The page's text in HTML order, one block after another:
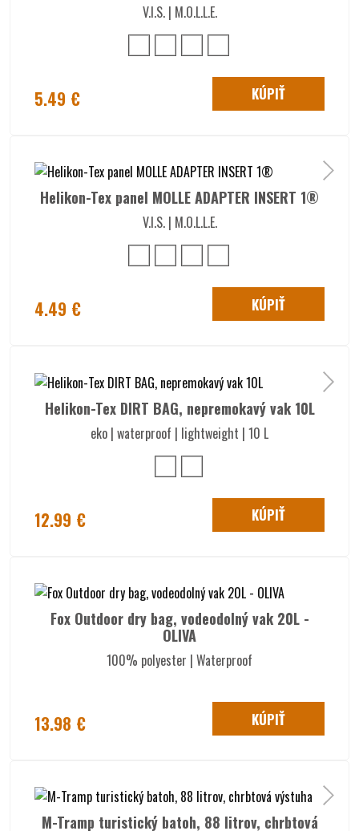
V.I.S. | M.O.L.L.E.
5.49 € KÚPIŤ
Helikon-Tex panel MOLLE ADAPTER INSERT 1®
V.I.S. | M.O.L.L.E.
4.49 € KÚPIŤ
Helikon-Tex DIRT BAG, nepremokavý vak 10L
eko | waterproof | lightweight | 10 L
12.99 € KÚPIŤ
Fox Outdoor dry bag, vodeodolný vak 20L -
OLIVA
100% polyester | Waterproof
13.98 € KÚPIŤ
M-Tramp turistický batoh, 88 litrov, chrbtová